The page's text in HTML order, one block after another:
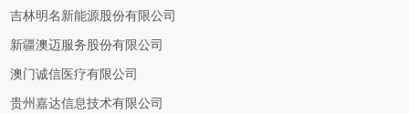
吉林明名新能源股份有限公司
新疆澳迈服务股份有限公司
澳门诚信医疗有限公司
贵州嘉达信息技术有限公司